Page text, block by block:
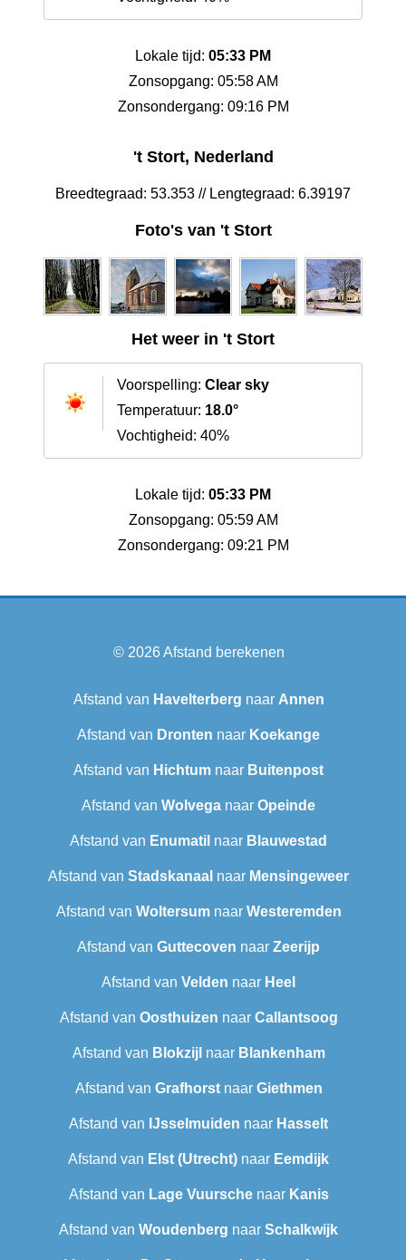
Lokale tijd: 05:33 PM
Zonsopgang: 05:58 AM
Zonsondergang: 09:16 PM
't Stort, Nederland
Breedtegraad: 53.353 // Lengtegraad: 6.39197
Foto's van 't Stort
Het weer in 't Stort
Voorspelling: Clear sky
Temperatuur: 18.0°
Vochtigheid: 40%
Lokale tijd: 05:33 PM
Zonsopgang: 05:59 AM
Zonsondergang: 09:21 PM
© 2026Afstand berekenen
Afstand van Havelterberg naar Annen
Afstand van Dronten naar Koekange
Afstand van Hichtum naar Buitenpost
Afstand van Wolvega naar Opeinde
Afstand van Enumatil naar Blauwestad
Afstand van Stadskanaal naar Mensingeweer
Afstand van Woltersumnaar Westeremden
Afstand van Guttecoven naar Zeerijp
Afstand van Velden naar Heel
Afstand van Oosthuizen naar Callantsoog
Afstand van Blokzijl naar Blankenham
Afstand van Grafhorstnaar Giethmen
Afstand van IJsselmuiden naar Hasselt
Afstand van Elst (Utrecht) naar Eemdijk
Afstand van Lage Vuurschenaar Kanis
Afstand van Woudenberg naar Schalkwijk